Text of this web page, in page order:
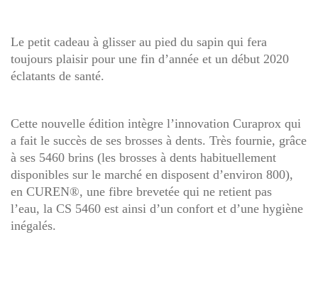
Le petit cadeau à glisser au pied du sapin qui fera
toujours plaisir pour une fin d’année et un début 2020
éclatants de santé.
Cette nouvelle édition intègre l’innovation Curaprox qui
a fait le succès de ses brosses à dents. Très fournie, grâce
à ses 5460 brins (les brosses à dents habituellement
disponibles sur le marché en disposent d’environ 800),
en CUREN®, une fibre brevetée qui ne retient pas
l’eau, la CS 5460 est ainsi d’un confort et d’une hygiène
inégalés.